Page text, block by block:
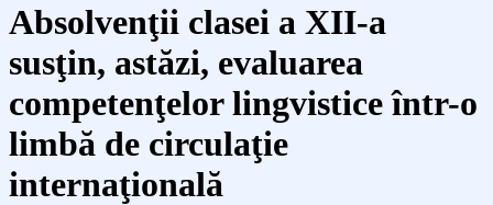
Absolvenţii clasei a XII-a
susţin, astăzi, evaluarea
competenţelor lingvistice într-o
limbă de circulaţie
internaţională